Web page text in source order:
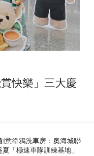
快樂」三大慶
意塗鴉洗車房：奧海城聯
「極速車隊訓練基地」